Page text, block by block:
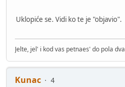
Uklopiće se. Vidi ko te je "objavio".
Jelte, jel' i kod vas petnaes' do pola
Kunac
4